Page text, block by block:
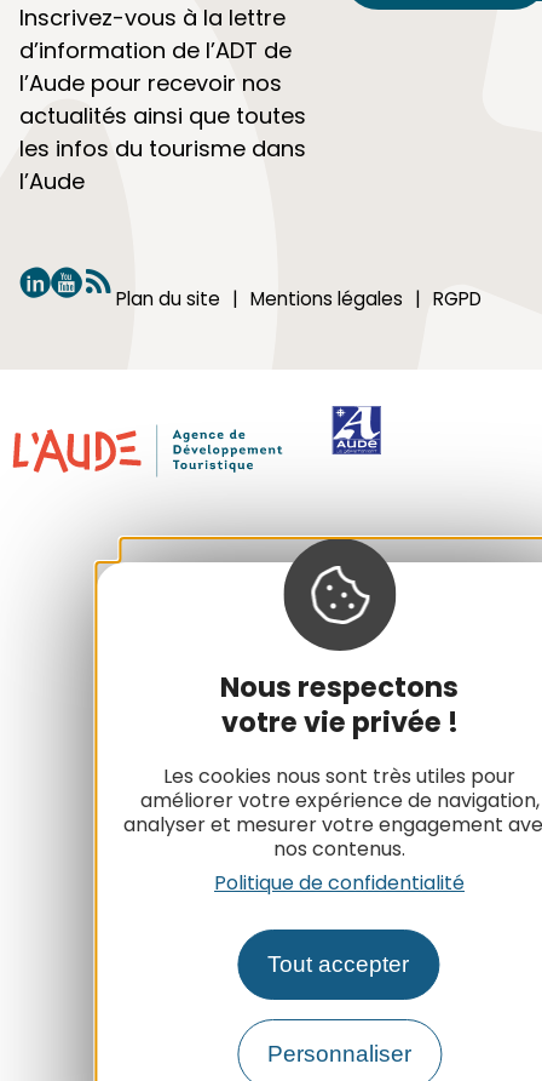
Nous respectons
votre vie privée !
Les cookies nous sont très utiles pour
améliorer votre expérience de navigation,
analyser et mesurer votre engagement
nos contenus.
Politique de confidentialité
Tout accepter
Personnaliser
Inscrivez-vous à la lettre
d’information de l’ADT de
l’Aude pour recevoir nos
actualités ainsi que toutes
les infos du tourisme dans
l’Aude
Plan du site Mentions légales RGPD